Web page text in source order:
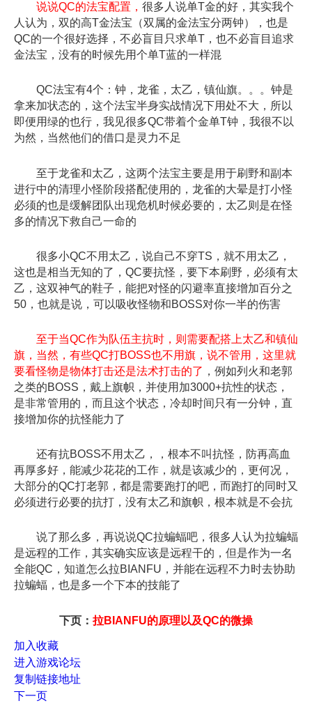
说说QC的法宝配置， 很多人说单T金的好，其实我个
人认为，双的高T金法宝（双属的金法宝分两钟），也是
QC的一个很好选择，不必盲目只求单T，也不必盲目追求
金法宝，没有的时候先用个单T蓝的一样混
QC法宝有4个：钟，龙雀，太乙，镇仙旗。。。钟是
拿来加状态的，这个法宝半身实战情况下用处不大，所以
即便用绿的也行，我见很多QC带着个金单T钟，我很不以
为然，当然他们的借口是灵力不足
至于龙雀和太乙，这两个法宝主要是用于刷野和副本
进行中的清理小怪阶段搭配使用的，龙雀的大晕是打小怪
必须的也是缓解团队出现危机时候必要的，太乙则是在怪
多的情况下救自己一命的
很多小QC不用太乙，说自己不穿TS，就不用太乙，
这也是相当无知的了，QC要抗怪，要下本刷野，必须有太
乙，这双神气的鞋子，能把对怪的闪避率直接增加百分之
50，也就是说，可以吸收怪物和BOSS对你一半的伤害
至于当QC作为队伍主抗时，则需要配搭上太乙和镇仙
旗，当然，有些QC打BOSS也不用旗，说不管用，这里就
要看怪物是物体打击还是法术打击的了 ，例如列火和老郭
之类的BOSS，戴上旗帜，并使用加3000+抗性的状态，
是非常管用的，而且这个状态，冷却时间只有一分钟，直
接增加你的抗怪能力了
还有抗BOSS不用太乙，，根本不叫抗怪，防再高血
再厚多好，能减少花花的工作，就是该减少的，更何况，
大部分的QC打老郭，都是需要跑打的吧，而跑打的同时又
必须进行必要的抗打，没有太乙和旗帜，根本就是不会抗
说了那么多，再说说QC拉蝙蝠吧，很多人认为拉蝙蝠
是远程的工作，其实确实应该是远程干的，但是作为一名
全能QC，知道怎么拉BIANFU，并能在远程不力时去协助
拉蝙蝠，也是多一个下本的技能了
下页： 拉BIANFU的原理以及QC的微操
加入收藏
进入游戏论坛
复制链接地址
下一页